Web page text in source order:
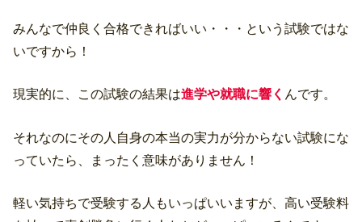
みんなで仲良く合格できればいい・・・という試験ではな
いですから！
現実的に、この試験の結果は進学や就職に響く んです。
それなのにその人自身の本当の実力が分からない試験にな
っていたら、まったく意味がありません！
軽い気持ちで受験する人もいっぱいいますが、高い受験料